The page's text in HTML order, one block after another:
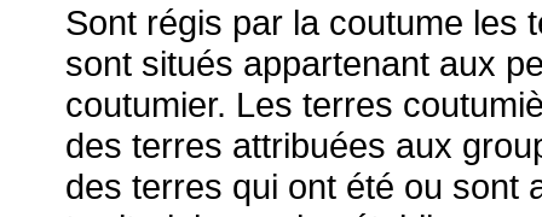
Sont régis par la coutume les
sont situés appartenant aux
coutumier. Les terres
des terres attribuées aux
des terres qui ont été ou sont